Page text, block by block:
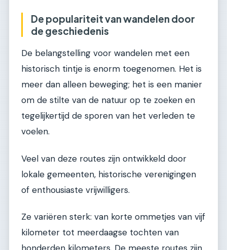
De populariteit van wandelen door
de geschiedenis
De belangstelling voor wandelen met een
historisch tintje is enorm toegenomen. Het is
meer dan alleen beweging; het is een manier
om de stilte van de natuur op te zoeken en
tegelijkertijd de sporen van het verleden te
voelen.
Veel van deze routes zijn ontwikkeld door
lokale gemeenten, historische verenigingen
of enthousiaste vrijwilligers.
Ze variëren sterk: van korte ommetjes van vijf
kilometer tot meerdaagse tochten van